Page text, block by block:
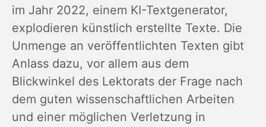
im Jahr 2022, einem KI-Textgenerator,
explodieren künstlich erstellte Texte. Die
Unmenge an veröffentlichten Texten gibt
Anlass dazu, vor allem aus dem
Blickwinkel des Lektorats der Frage nach
dem guten wissenschaftlichen Arbeiten
und einer möglichen Verletzung in